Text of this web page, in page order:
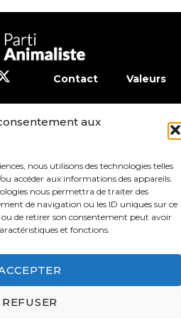
aux
nous utilisons des technologies telles
accéder aux informations des appareils.
nous permettra de traiter des
de navigation ou les ID uniques sur ce
ou de retirer son consentement peut avoir
et fonctions.
REFUSER
Contact Valeurs
Adhérer
d’utilisation
Mentions légales